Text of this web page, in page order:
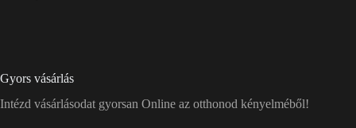
Gyors vásárlás
Intézd vásárlásodat gyorsan Online az otthonod kényelméből!